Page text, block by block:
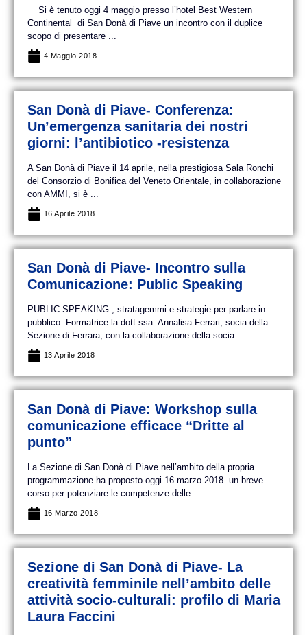
Si è tenuto oggi 4 maggio presso l’hotel Best Western
Continental di San Donà di Piave un incontro con il duplice
scopo di presentare ...
4 Maggio 2018
San Donà di Piave- Conferenza:
Un’emergenza sanitaria dei nostri
giorni: l’antibiotico -resistenza
A San Donà di Piave il 14 aprile, nella prestigiosa Sala Ronchi
del Consorzio di Bonifica del Veneto Orientale, in collaborazione
con AMMI, si è ...
16 Aprile 2018
San Donà di Piave- Incontro sulla
Comunicazione: Public Speaking
PUBLIC SPEAKING , stratagemmi e strategie per parlare in
pubblico Formatrice la dott.ssa Annalisa Ferrari, socia della
Sezione di Ferrara, con la collaborazione della socia ...
13 Aprile 2018
San Donà di Piave: Workshop sulla
comunicazione efficace “Dritte al
punto”
La Sezione di San Donà di Piave nell’ambito della propria
programmazione ha proposto oggi 16 marzo 2018 un breve
corso per potenziare le competenze delle ...
16 Marzo 2018
Sezione di San Donà di Piave- La
creatività femminile nell’ambito delle
attività socio-culturali: profilo di Maria
Laura Faccini